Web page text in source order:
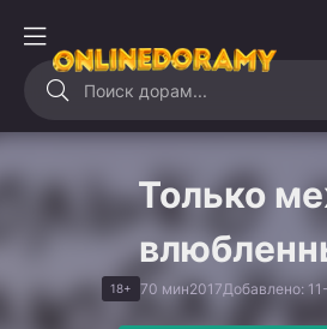
Только
18+ 70 мин2017Добавлено: